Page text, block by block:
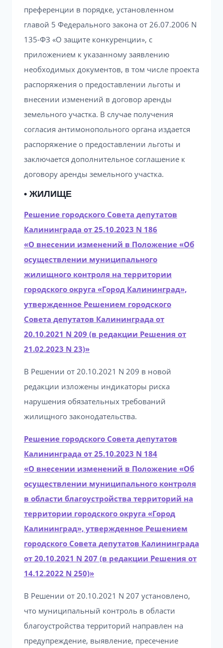
преференции в порядке, установленном
главой 5 Федерального закона от 26.07.2006 N
135-ФЗ «О защите конкуренции», с
приложением к указанному заявлению
необходимых документов, в том числе проекта
распоряжения о предоставлении льготы и
внесении изменений в договор аренды
земельного участка. В случае получения
согласия антимонопольного органа издается
распоряжение о предоставлении льготы и
заключается дополнительное соглашение к
договору аренды земельного участка.
• ЖИЛИЩЕ
Решение городского Совета депутатов
Калининграда от 25.10.2023 N 186
«О внесении изменений в Положение «Об
осуществлении муниципального
жилищного контроля на территории
городского округа «Город Калининград»,
утвержденное Решением городского
Совета депутатов Калининграда от
20.10.2021 N 209 (в редакции Решения от
21.02.2023 N 23)»
В Решении от 20.10.2021 N 209 в новой
редакции изложены индикаторы риска
нарушения обязательных требований
жилищного законодательства.
Решение городского Совета депутатов
Калининграда от 25.10.2023 N 184
«О внесении изменений в Положение «Об
осуществлении муниципального контроля
в области благоустройства территорий на
территории городского округа «Город
Калининград», утвержденное Решением
городского Совета депутатов Калининграда
от 20.10.2021 N 207 (в редакции Решения от
14.12.2022 N 250)»
В Решении от 20.10.2021 N 207 установлено,
что муниципальный контроль в области
благоустройства территорий направлен на
предупреждение, выявление, пресечение